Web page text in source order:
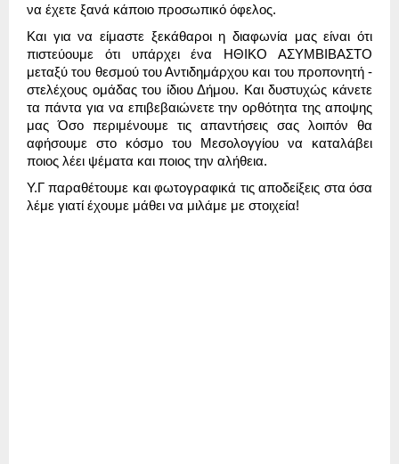
να έχετε ξανά κάποιο προσωπικό όφελος.
Και για να είμαστε ξεκάθαροι η διαφωνία μας είναι ότι
πιστεύουμε ότι υπάρχει ένα ΗΘΙΚΟ ΑΣΥΜΒΙΒΑΣΤΟ
μεταξύ του θεσμού του Αντιδημάρχου και του προπονητή -
στελέχους ομάδας του ίδιου Δήμου. Και δυστυχώς κάνετε
τα πάντα για να επιβεβαιώνετε την ορθότητα της αποψης
μας Όσο περιμένουμε τις απαντήσεις σας λοιπόν θα
αφήσουμε στο κόσμο του Μεσολογγίου να καταλάβει
ποιος λέει ψέματα και ποιος την αλήθεια.
Υ.Γ παραθέτουμε και φωτογραφικά τις αποδείξεις στα όσα
λέμε γιατί έχουμε μάθει να μιλάμε με στοιχεία!